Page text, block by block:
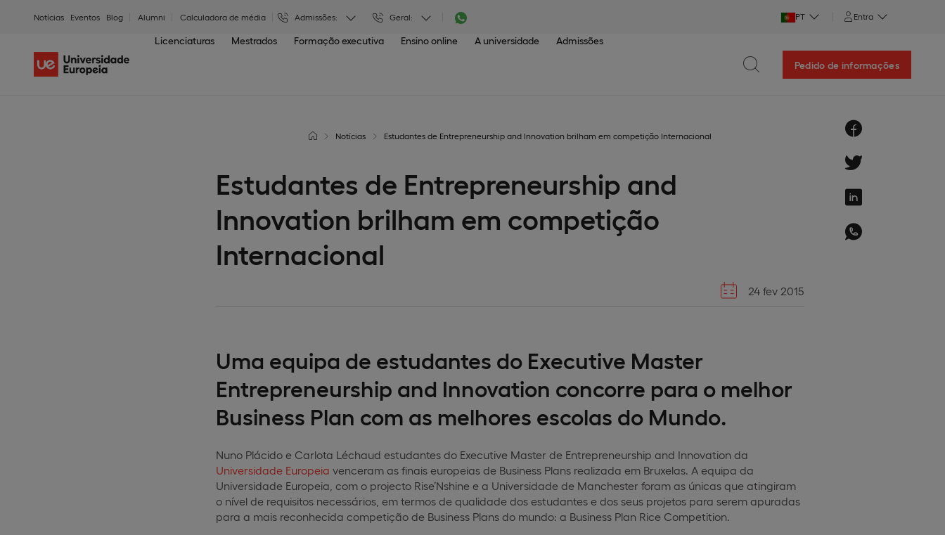
Notícias Eventos Blog Alumni Calculadora de média Admissões: Geral: PT Entra
Licenciaturas Mestrados Formação executiva Ensino online A universidade Admissões
Pedido de informações
Notícias Estudantes de Entrepreneurship and Innovation brilham em competição Internacional
Estudantes de Entrepreneurship and
Innovation brilham em competição
Internacional
24 fev 2015
Uma equipa de estudantes do Executive Master
Entrepreneurship and Innovation concorre para o melhor
Business Plan com as melhores escolas do Mundo.
Nuno Plácido e Carlota Léchaud estudantes do Executive Master de Entrepreneurship and Innovation da
Universidade Europeia venceram as finais europeias de Business Plans realizada em Bruxelas. A equipa da
Universidade Europeia, com o projecto Rise’Nshine e a Universidade de Manchester foram as únicas que atingiram
o nível de requisitos necessários, em termos de qualidade dos estudantes e dos seus projetos para serem apuradas
para a mais reconhecida competição de Business Plans do mundo: a Business Plan Rice Competition.